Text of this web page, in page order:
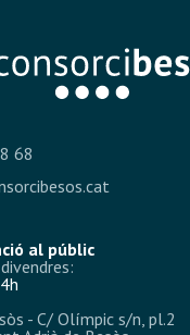
68
al públic
- C/ Olímpic s/n, pl.2